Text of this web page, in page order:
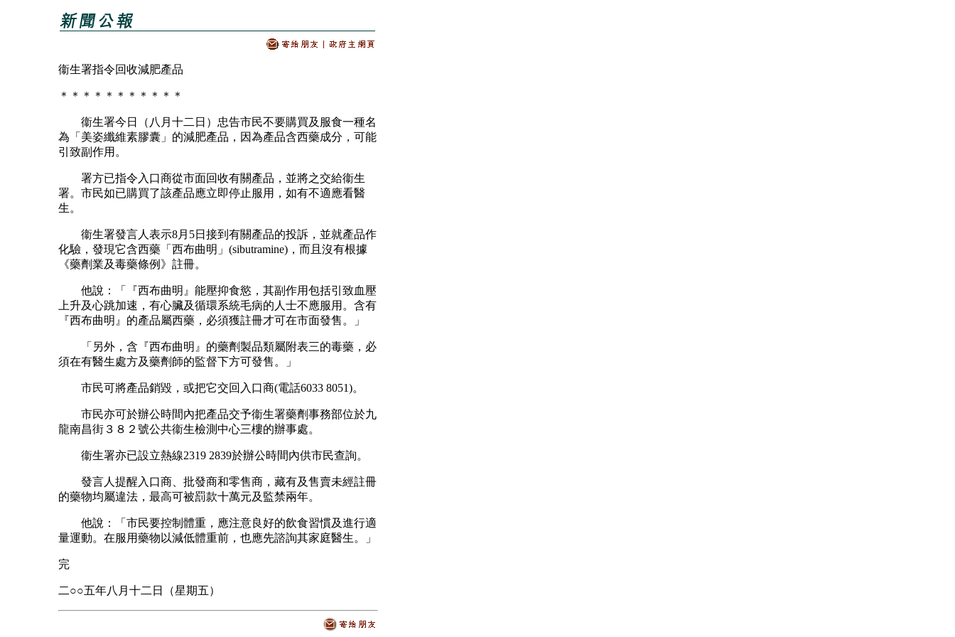
衞生署指令回收減肥產品
＊＊＊＊＊＊＊＊＊＊＊
衞生署今日（八月十二日）忠告市民不要購買及服食一種名
為「美姿纖維素膠囊」的減肥產品，因為產品含西藥成分，可能
引致副作用。
署方已指令入口商從市面回收有關產品，並將之交給衞生
署。市民如已購買了該產品應立即停止服用，如有不適應看醫
生。
衞生署發言人表示8月5日接到有關產品的投訴，並就產品作
化驗，發現它含西藥「西布曲明」(sibutramine)，而且沒有根據
《藥劑業及毒藥條例》註冊。
他說：「『西布曲明』能壓抑食慾，其副作用包括引致血壓
上升及心跳加速，有心臟及循環系統毛病的人士不應服用。含有
『西布曲明』的產品屬西藥，必須獲註冊才可在市面發售。」
「另外，含『西布曲明』的藥劑製品類屬附表三的毒藥，必
須在有醫生處方及藥劑師的監督下方可發售。」
市民可將產品銷毀，或把它交回入口商(電話6033 8051)。
市民亦可於辦公時間內把產品交予衞生署藥劑事務部位於九
龍南昌街３８２號公共衞生檢測中心三樓的辦事處。
衞生署亦已設立熱線2319 2839於辦公時間內供市民查詢。
發言人提醒入口商、批發商和零售商，藏有及售賣未經註冊
的藥物均屬違法，最高可被罰款十萬元及監禁兩年。
他說：「市民要控制體重，應注意良好的飲食習慣及進行適
量運動。在服用藥物以減低體重前，也應先諮詢其家庭醫生。」
完
二○○五年八月十二日（星期五）